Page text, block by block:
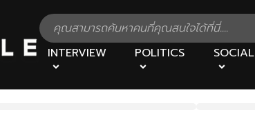
INTERVIEW POLITICS SOCIAL